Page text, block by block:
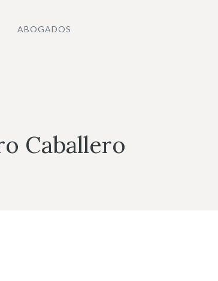
ABOGADOS
Caballero